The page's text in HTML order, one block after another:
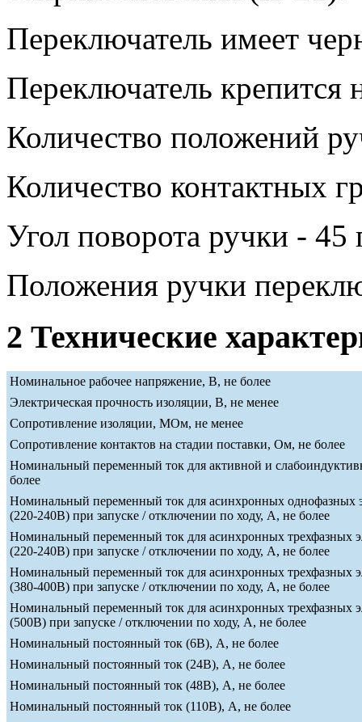
Переключатель имеет
Переключатель
Количество положений
Количество контактных
Угол поворота ручки - 45
Положения ручки
2 Технические
Номинальное рабочее напряжение, В, не более
Электрическая прочность изоляции, В, не менее
Сопротивление изоляции, МОм, не менее
Сопротивление контактов на стадии поставки, Ом, не более
Номинальный переменный ток для активной и
более
Номинальный переменный ток для асинхронных однофазных
(220-240В) при запуске / отключении по ходу, А, не более
Номинальный переменный ток для асинхронных трехфазных
(220-240В) при запуске / отключении по ходу, А, не более
Номинальный переменный ток для асинхронных трехфазных
(380-400В) при запуске / отключении по ходу, А, не более
Номинальный переменный ток для асинхронных трехфазных
(500В) при запуске / отключении по ходу, А, не более
Номинальный постоянный ток (6В), А, не более
Номинальный постоянный ток (24В), А, не более
Номинальный постоянный ток (48В), А, не более
Номинальный постоянный ток (110В), А, не более